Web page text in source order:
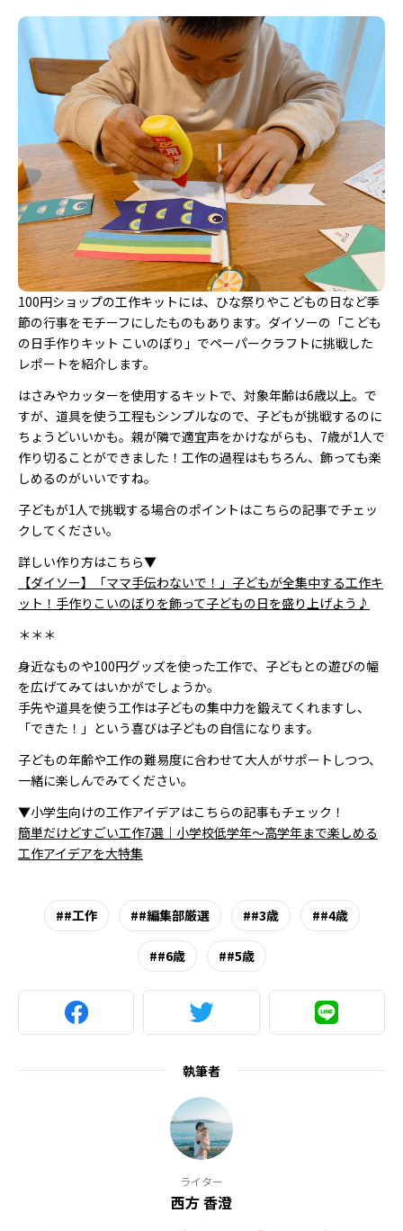
100円ショップの工作キットには、ひな祭りやこどもの日など季
節の行事をモチーフにしたものもあります。ダイソーの「こども
の日手作りキット こいのぼり」でペーパークラフトに挑戦した
レポートを紹介します。
はさみやカッターを使用するキットで、対象年齢は6歳以上。で
すが、道具を使う工程もシンプルなので、子どもが挑戦するのに
ちょうどいいかも。親が隣で適宜声をかけながらも、7歳が1人で
作り切ることができました！工作の過程はもちろん、飾っても楽
しめるのがいいですね。
子どもが1人で挑戦する場合のポイントはこちらの記事でチェッ
クしてください。
詳しい作り方はこちら▼
【ダイソー】「ママ手伝わないで！」子どもが全集中する工作キ
ット！手作りこいのぼりを飾って子どもの日を盛り上げよう♪
＊＊＊
身近なものや100円グッズを使った工作で、子どもとの遊びの幅
を広げてみてはいかがでしょうか。
手先や道具を使う工作は子どもの集中力を鍛えてくれますし、
「できた！」という喜びは子どもの自信になります。
子どもの年齢や工作の難易度に合わせて大人がサポートしつつ、
一緒に楽しんでみてください。
▼小学生向けの工作アイデアはこちらの記事もチェック！
簡単だけどすごい工作7選｜小学校低学年〜高学年まで楽しめる
工作アイデアを大特集
#工作 #編集部厳選 #3歳 #4歳
#6歳 #5歳
執筆者
ライター
西方 香澄